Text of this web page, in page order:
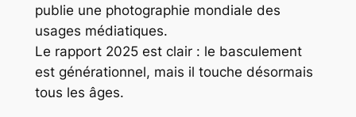
publie une photographie mondiale des
usages médiatiques.
Le rapport 2025 est clair : le basculement
est générationnel, mais il touche désormais
tous les âges.